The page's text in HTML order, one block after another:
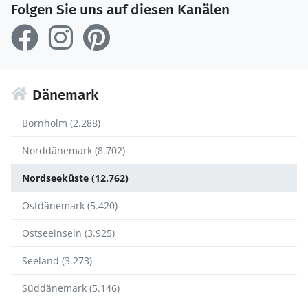
Folgen Sie uns auf diesen Kanälen
Dänemark
Bornholm (2.288)
Norddänemark (8.702)
Nordseeküste (12.762)
Ostdänemark (5.420)
Ostseeinseln (3.925)
Seeland (3.273)
Süddänemark (5.146)